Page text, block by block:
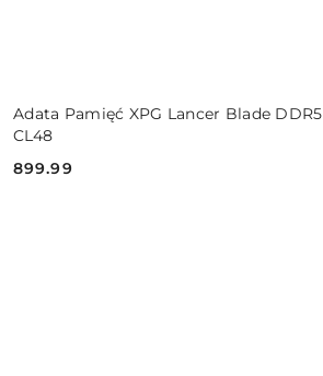
Adata Pamięć XPG Lancer Blade
CL48
Cena:
899.99